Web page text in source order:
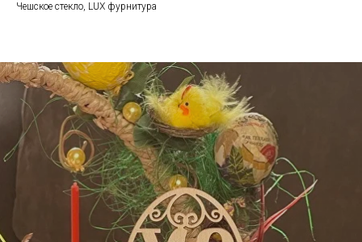
Чешское стекло, LUX фурнитура